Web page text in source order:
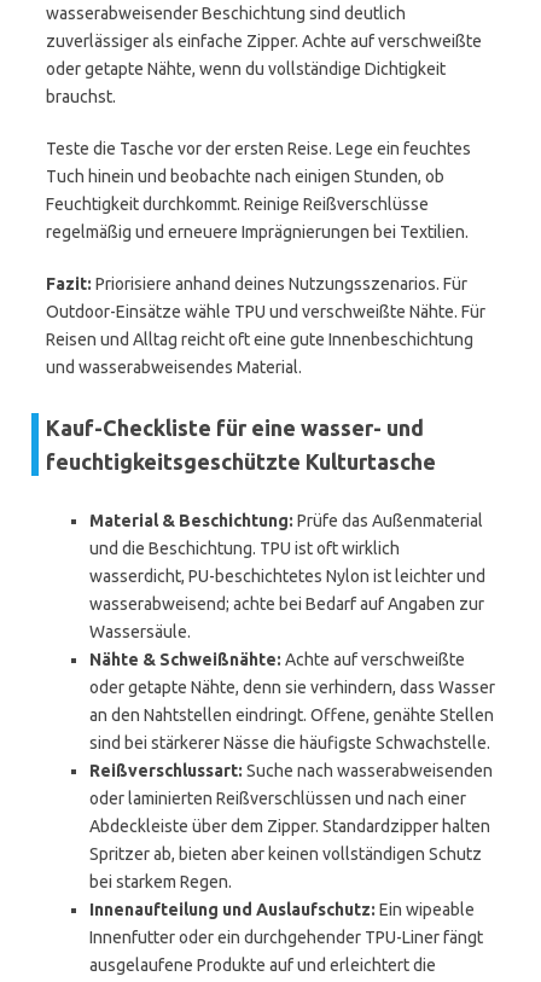
wasserabweisender Beschichtung sind deutlich
zuverlässiger als einfache Zipper. Achte auf verschweißte
oder getapte Nähte, wenn du vollständige Dichtigkeit
brauchst.
Teste die Tasche vor der ersten Reise. Lege ein feuchtes
Tuch hinein und beobachte nach einigen Stunden, ob
Feuchtigkeit durchkommt. Reinige Reißverschlüsse
regelmäßig und erneuere Imprägnierungen bei Textilien.
Fazit: Priorisiere anhand deines Nutzungsszenarios. Für
Outdoor-Einsätze wähle TPU und verschweißte Nähte. Für
Reisen und Alltag reicht oft eine gute Innenbeschichtung
und wasserabweisendes Material.
Kauf-Checkliste für eine wasser- und
feuchtigkeitsgeschützte Kulturtasche
Material & Beschichtung: Prüfe das Außenmaterial
und die Beschichtung. TPU ist oft wirklich
wasserdicht, PU-beschichtetes Nylon ist leichter und
wasserabweisend; achte bei Bedarf auf Angaben zur
Wassersäule.
Nähte & Schweißnähte: Achte auf verschweißte
oder getapte Nähte, denn sie verhindern, dass Wasser
an den Nahtstellen eindringt. Offene, genähte Stellen
sind bei stärkerer Nässe die häufigste Schwachstelle.
Reißverschlussart: Suche nach wasserabweisenden
oder laminierten Reißverschlüssen und nach einer
Abdeckleiste über dem Zipper. Standardzipper halten
Spritzer ab, bieten aber keinen vollständigen Schutz
bei starkem Regen.
Innenaufteilung und Auslaufschutz: Ein wipeable
Innenfutter oder ein durchgehender TPU-Liner fängt
ausgelaufene Produkte auf und erleichtert die